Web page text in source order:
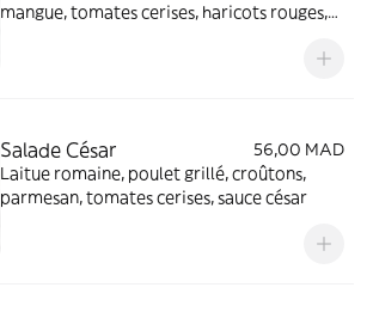
mangue, tomates cerises, haricots rouges,
Salade César
56,00 MAD
Laitue romaine, poulet grillé, croûtons,
parmesan, tomates cerises, sauce césar